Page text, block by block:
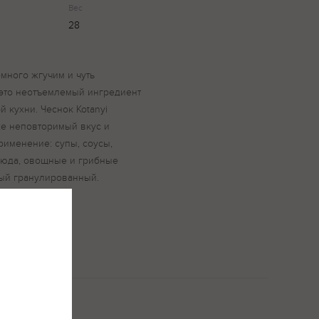
Вес
28
жгучим и чуть
неотъемлемый ингредиент
кухни. Чеснок Kotanyi
неповторимый вкус и
супы, соусы,
овощные и грибные
гранулированный.